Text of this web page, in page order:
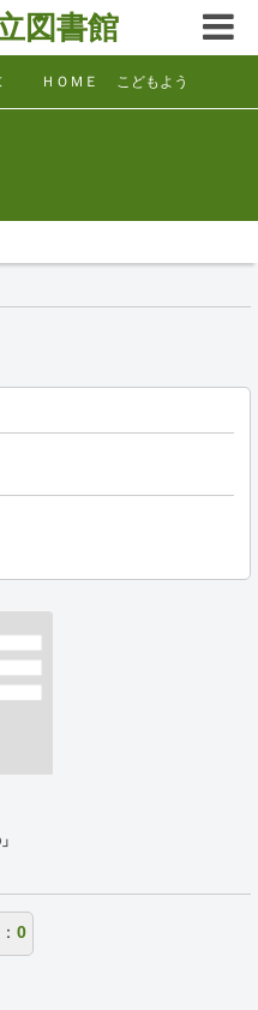
図書館
ＨＯＭＥ こどもよう
0